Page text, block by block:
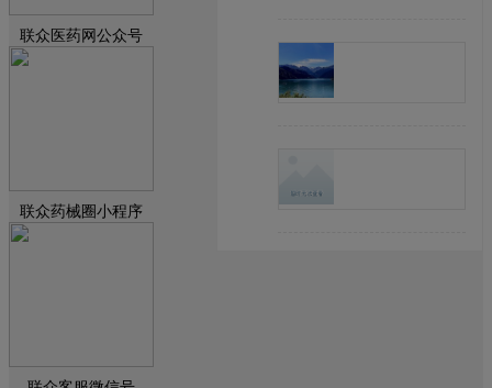
联众医药网公众号
联众药械圈小程序